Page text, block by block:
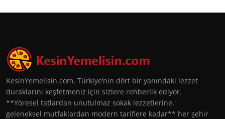
KesinYemelisin.com, Türkiye’nin dört bir yanındaki lezzet
duraklarını keşfetmeniz için sizlere rehberlik ediyor.
**Yöresel tatlardan unutulmaz sokak lezzetlerine,
geleneksel mutfaklardan modern tariflere kadar** her şehir